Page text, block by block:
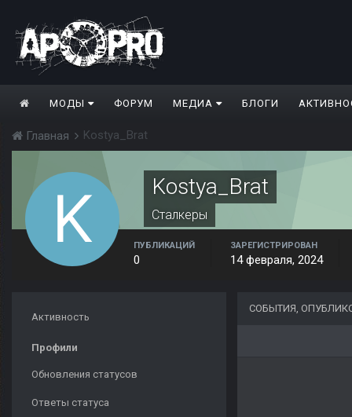
МОДЫ ФОРУМ МЕДИА БЛОГИ
Главная Kostya_Brat
Kostya_Brat
Сталкеры
ПУБЛИКАЦИЙ
0
ЗАРЕГИСТРИРОВАН
14 февраля, 2024
Активность
Профили
Обновления статусов
Ответы статуса
СОБЫТИЯ,